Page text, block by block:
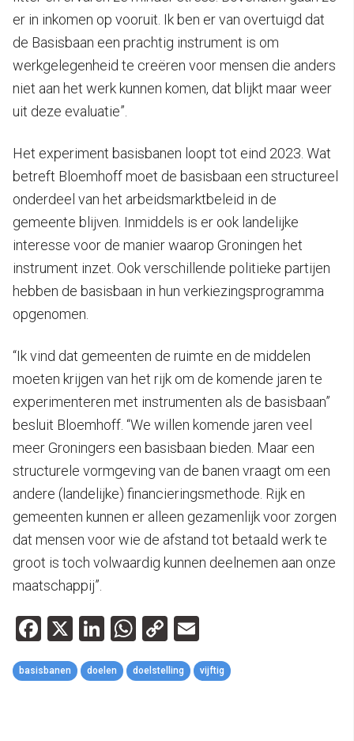
er in inkomen op vooruit. Ik ben er van overtuigd dat
de Basisbaan een prachtig instrument is om
werkgelegenheid te creëren voor mensen die anders
niet aan het werk kunnen komen, dat blijkt maar weer
uit deze evaluatie”.
Het experiment basisbanen loopt tot eind 2023. Wat
betreft Bloemhoff moet de basisbaan een structureel
onderdeel van het arbeidsmarktbeleid in de
gemeente blijven. Inmiddels is er ook landelijke
interesse voor de manier waarop Groningen het
instrument inzet. Ook verschillende politieke partijen
hebben de basisbaan in hun verkiezingsprogramma
opgenomen.
“Ik vind dat gemeenten de ruimte en de middelen
moeten krijgen van het rijk om de komende jaren te
experimenteren met instrumenten als de basisbaan”
besluit Bloemhoff. “We willen komende jaren veel
meer Groningers een basisbaan bieden. Maar een
structurele vormgeving van de banen vraagt om een
andere (landelijke) financieringsmethode. Rijk en
gemeenten kunnen er alleen gezamenlijk voor zorgen
dat mensen voor wie de afstand tot betaald werk te
groot is toch volwaardig kunnen deelnemen aan onze
maatschappij”.
Facebook
X LinkedIn
WhatsApp
Copy
Link
basisbanen doelen doelstelling vijftig